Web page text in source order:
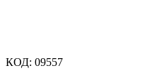
КОД: 09557